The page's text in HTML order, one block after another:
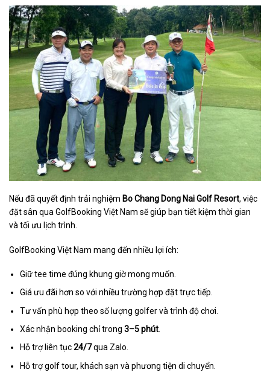
Nếu đã quyết định trải nghiệm Bo Chang Dong Nai Golf Resort, việc
đặt sân qua GolfBooking Việt Nam sẽ giúp bạn tiết kiệm thời gian
và tối ưu lịch trình.
GolfBooking Việt Nam mang đến nhiều lợi ích:
Giữ tee time đúng khung giờ mong muốn.
Giá ưu đãi hơn so với nhiều trường hợp đặt trực tiếp.
Tư vấn phù hợp theo số lượng golfer và trình độ chơi.
Xác nhận booking chỉ trong3–5 phút
Hỗ trợ liên tục24/7qua Zalo.
Hỗ trợ golf tour, khách sạn và phương tiện di chuyển.